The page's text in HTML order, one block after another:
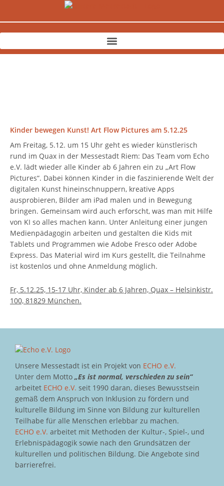
Kinder bewegen Kunst! Art Flow Pictures am 5.12.25
Am Freitag, 5.12. um 15 Uhr geht es wieder künstlerisch
rund im Quax in der Messestadt Riem: Das Team vom Echo
e.V. lädt wieder alle Kinder ab 6 Jahren ein zu „Art Flow
Pictures“. Dabei können Kinder in die faszinierende Welt der
digitalen Kunst hineinschnuppern, kreative Apps
ausprobieren, Bilder am iPad malen und in Bewegung
bringen. Gemeinsam wird auch erforscht, was man mit Hilfe
von KI so alles machen kann. Unter Anleitung einer jungen
Medienpädagogin arbeiten und gestalten die Kids mit
Tablets und Programmen wie Adobe Fresco oder Adobe
Express. Das Material wird im Kurs gestellt, die Teilnahme
ist kostenlos und ohne Anmeldung möglich.
Fr, 5.12.25, 15-17 Uhr, Kinder ab 6 Jahren, Quax – Helsinkistr.
100, 81829 München.
Unsere Messestadt ist ein Projekt von ECHO e.V.
Unter dem Motto „Es ist normal, verschieden zu sein“
arbeitet ECHO e.V. seit 1990 daran, dieses Bewusstsein
gemäß dem Anspruch von Inklusion zu fördern und
kulturelle Bildung im Sinne von Bildung zur kulturellen
Teilhabe für alle Menschen erlebbar zu machen.
ECHO e.V. arbeitet mit Methoden der Kultur-, Spiel-, und
Erlebnispädagogik sowie nach den Grundsätzen der
kulturellen und politischen Bildung. Die Angebote sind
barrierefrei.